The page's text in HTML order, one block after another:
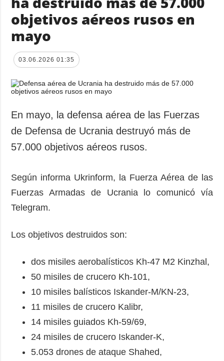
objetivos aéreos rusos en
mayo
03.06.2026 01:35
En mayo, la defensa aérea de las Fuerzas
de Defensa de Ucrania destruyó más de
57.000 objetivos aéreos rusos.
Según informa Ukrinform, la Fuerza Aérea de las
Fuerzas Armadas de Ucrania lo comunicó vía
Telegram.
Los objetivos destruidos son:
dos misiles aerobalísticos Kh-47 M2 Kinzhal,
50 misiles de crucero Kh-101,
10 misiles balísticos Iskander-M/KN-23,
11 misiles de crucero Kalibr,
14 misiles guiados Kh-59/69,
24 misiles de crucero Iskander-K,
5.053 drones de ataque Shahed,